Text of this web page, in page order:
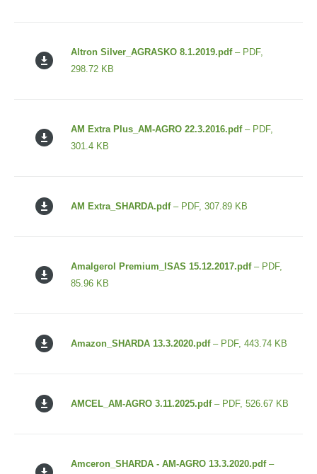
Altron Silver_AGRASKO 8.1.2019.pdf– PDF,
298.72 KB
AM Extra Plus_AM-AGRO 22.3.2016.pdf– PDF,
301.4 KB
AM Extra_SHARDA.pdf– PDF, 307.89 KB
Amalgerol Premium_ISAS 15.12.2017.pdf– PDF,
85.96 KB
Amazon_SHARDA 13.3.2020.pdf– PDF, 443.74 KB
AMCEL_AM-AGRO 3.11.2025.pdf– PDF, 526.67 KB
Amceron_SHARDA - AM-AGRO 13.3.2020.pdf–